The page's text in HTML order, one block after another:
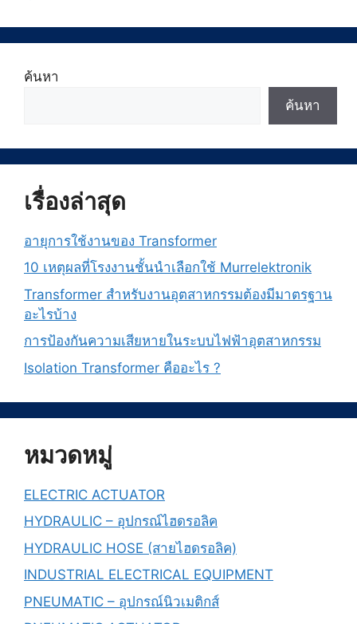
ค้นหา
ค้นหา
เรื่องล่าสุด
อายุการใช้งานของ Transformer
10 เหตุผลที่โรงงานชั้นนำเลือกใช้ Murrelektronik
Transformer สำหรับงานอุตสาหกรรมต้องมีมาตรฐาน
อะไรบ้าง
การป้องกันความเสียหายในระบบไฟฟ้าอุตสาหกรรม
Isolation Transformer คืออะไร ?
หมวดหมู่
ELECTRIC ACTUATOR
HYDRAULIC – อุปกรณ์ไฮดรอลิค
HYDRAULIC HOSE (สายไฮดรอลิค)
INDUSTRIAL ELECTRICAL EQUIPMENT
PNEUMATIC – อุปกรณ์นิวเมติกส์